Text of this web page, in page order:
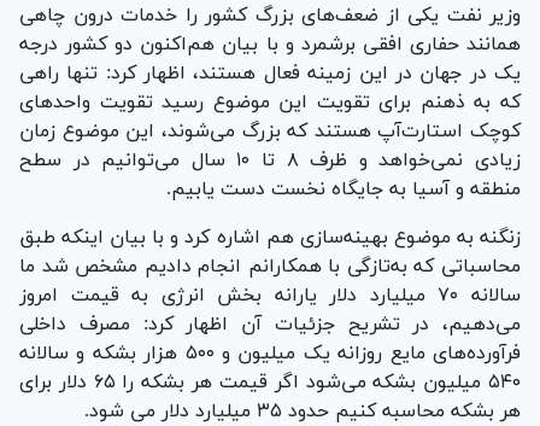
وزیر نفت یکی از ضعف‌های بزرگ کشور را خدمات درون چاهی
همانند حفاری افقی برشمرد و با بیان هم‌اکنون دو کشور درجه
یک در جهان در این زمینه فعال هستند، اظهار کرد: تنها راهی
که به ذهنم برای تقویت این موضوع رسید تقویت واحدهای
کوچک استارت‌آپ هستند که بزرگ می‌شوند، این موضوع زمان
زیادی نمی‌خواهد و ظرف ۸ تا ۱۰ سال می‌توانیم در سطح
منطقه و آسیا به جایگاه نخست دست یابیم.
زنگنه به موضوع بهینه‌سازی هم اشاره کرد و با بیان اینکه طبق
محاسباتی که به‌تازگی با همکارانم انجام دادیم مشخص شد ما
سالانه ۷۰ میلیارد دلار یارانه بخش انرژی به قیمت امروز
می‌دهیم، در تشریح جزئیات آن اظهار کرد: مصرف داخلی
فرآورده‌های مایع روزانه یک میلیون و ۵۰۰ هزار بشکه و سالانه
۵۴۰ میلیون بشکه می‌شود اگر قیمت هر بشکه را ۶۵ دلار برای
هر بشکه محاسبه کنیم حدود ۳۵ میلیارد دلار می شود.